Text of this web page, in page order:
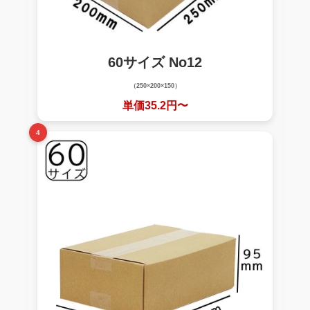
60サイズ No12
（250×200×150）
単価35.2円〜
4